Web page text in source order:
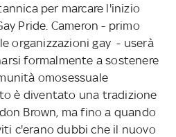
per marcare l'inizio
Pride. Cameron - primo
organizzazioni gay - userà
formalmente a sostenere
omosessuale
è diventato una tradizione
Brown, ma fino a quando
c'erano dubbi che il nuovo